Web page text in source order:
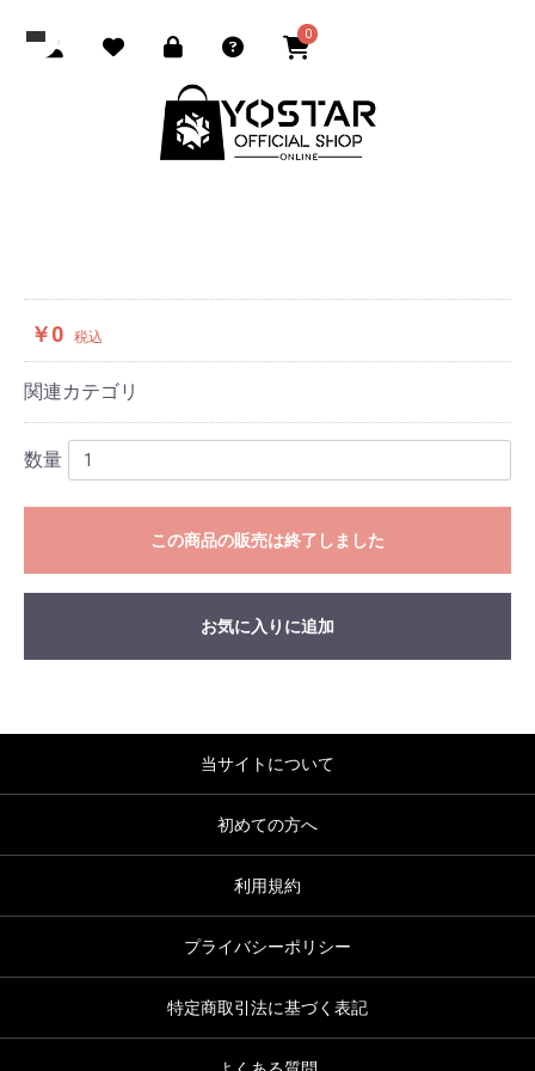
0
￥0 税込
関連カテゴリ
数量
この商品の販売は終了しました
お気に入りに追加
当サイトについて
初めての方へ
利用規約
プライバシーポリシー
特定商取引法に基づく表記